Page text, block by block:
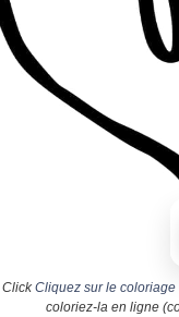
ClickCliquez sur le
coloriez-la en ligne